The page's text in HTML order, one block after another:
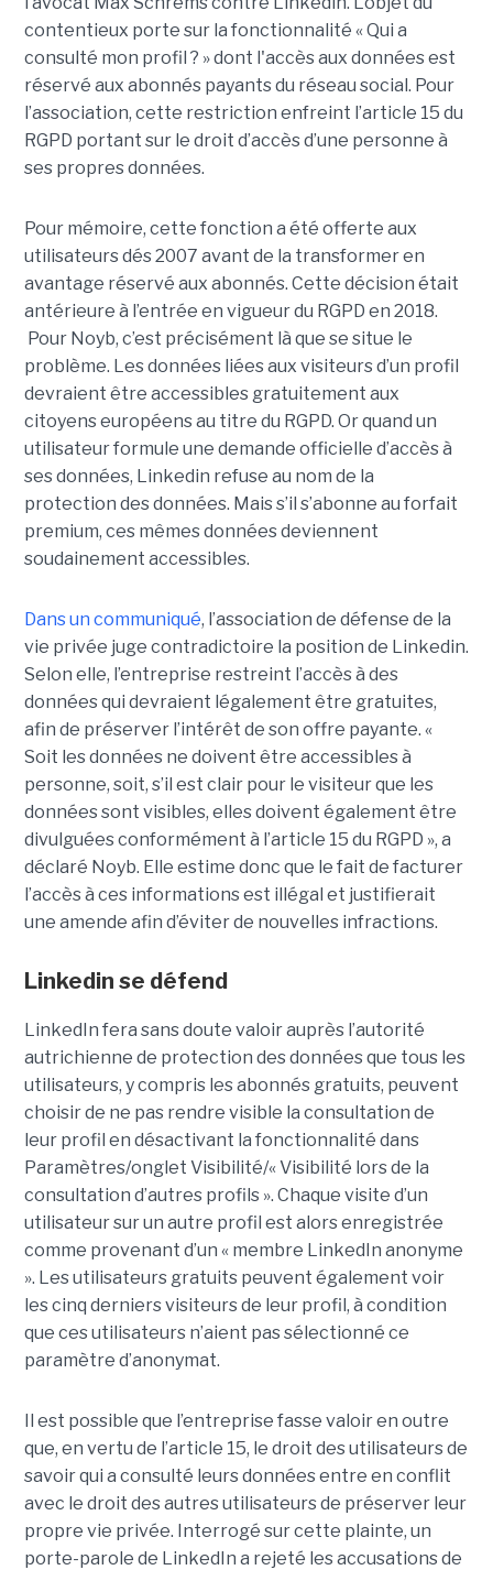
contentieux porte sur la fonctionnalité « Qui a
consulté mon profil ? » dont l'accès aux données est
réservé aux abonnés payants du réseau social. Pour
l’association, cette restriction enfreint l’article 15 du
RGPD portant sur le droit d’accès d’une personne à
ses propres données.
Pour mémoire, cette fonction a été offerte aux
utilisateurs dés 2007 avant de la transformer en
avantage réservé aux abonnés. Cette décision était
antérieure à l’entrée en vigueur du RGPD en 2018.
Pour Noyb, c’est précisément là que se situe le
problème. Les données liées aux visiteurs d’un profil
devraient être accessibles gratuitement aux
citoyens européens au titre du RGPD. Or quand un
utilisateur formule une demande officielle d’accès à
ses données, Linkedin refuse au nom de la
protection des données. Mais s’il s’abonne au forfait
premium, ces mêmes données deviennent
soudainement accessibles.
Dans un communiqué, l’association de défense de la
vie privée juge contradictoire la position de Linkedin.
Selon elle, l’entreprise restreint l’accès à des
données qui devraient légalement être gratuites,
afin de préserver l’intérêt de son offre payante. «
Soit les données ne doivent être accessibles à
personne, soit, s’il est clair pour le visiteur que les
données sont visibles, elles doivent également être
divulguées conformément à l’article 15 du RGPD », a
déclaré Noyb. Elle estime donc que le fait de facturer
l’accès à ces informations est illégal et justifierait
une amende afin d’éviter de nouvelles infractions.
Linkedin se défend
LinkedIn fera sans doute valoir auprès l’autorité
autrichienne de protection des données que tous les
utilisateurs, y compris les abonnés gratuits, peuvent
choisir de ne pas rendre visible la consultation de
leur profil en désactivant la fonctionnalité dans
Paramètres/onglet Visibilité/« Visibilité lors de la
consultation d’autres profils ». Chaque visite d’un
utilisateur sur un autre profil est alors enregistrée
comme provenant d’un « membre LinkedIn anonyme
». Les utilisateurs gratuits peuvent également voir
les cinq derniers visiteurs de leur profil, à condition
que ces utilisateurs n’aient pas sélectionné ce
paramètre d’anonymat.
Il est possible que l’entreprise fasse valoir en outre
que, en vertu de l’article 15, le droit des utilisateurs de
savoir qui a consulté leurs données entre en conflit
avec le droit des autres utilisateurs de préserver leur
propre vie privée. Interrogé sur cette plainte, un
porte-parole de LinkedIn a rejeté les accusations de